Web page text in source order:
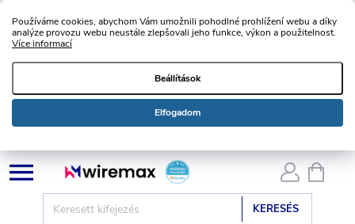
Používáme cookies, abychom Vám umožnili pohodlné prohlížení webu a díky
analýze provozu webu neustále zlepšovali jeho funkce, výkon a použitelnost.
Více informací
Beállítások
Elfogadom
Ugrás
KERESÉS